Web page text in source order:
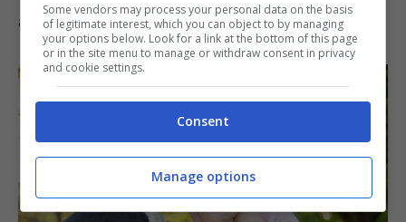
affetto che può avere effetti indesiderati.
Some vendors may process your personal data on the basis
of legitimate interest, which you can object to by managing
your options below. Look for a link at the bottom of this page
or in the site menu to manage or withdraw consent in privacy
and cookie settings.
Consent
Manage options